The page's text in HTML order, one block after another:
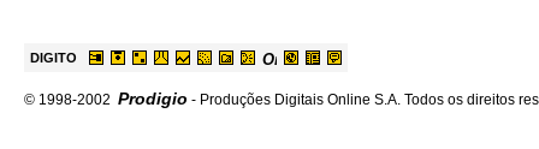
DIGITO
© 1998-2002 Prodigio - Produções Digitais Online S.A. Todos os direitos